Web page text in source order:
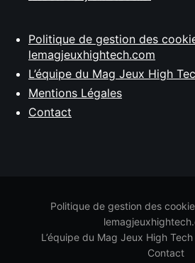
Politique de gestion des
lemagjeuxhightech.com
L’équipe du Mag Jeux High
Mentions Légales
Contact
Politique de gestion des
L’équipe du Mag Jeux High Tech
Contact